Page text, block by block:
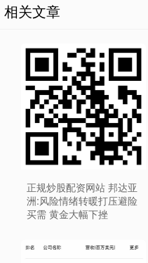
相关文章
正规炒股配资网站 邦达亚
洲:风险情绪转暖打压避险
买需 黄金大幅下挫